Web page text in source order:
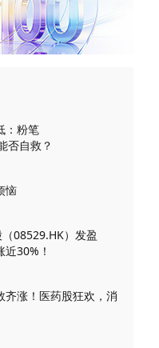
：粉笔
否自救？
恼
（08529.HK）发盈
30%！
齐涨！医药股狂欢，消